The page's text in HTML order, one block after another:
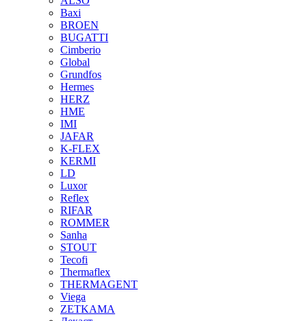
Baxi
BROEN
BUGATTI
Cimberio
Global
Grundfos
Hermes
HERZ
HME
IMI
JAFAR
K-FLEX
KERMI
LD
Luxor
Reflex
RIFAR
ROMMER
Sanha
STOUT
Tecofi
Thermaflex
THERMAGENT
Viega
ZETKAMA